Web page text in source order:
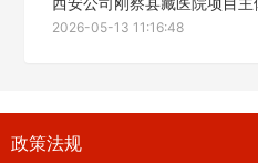
2026-05-13 11:16:48
政策法规